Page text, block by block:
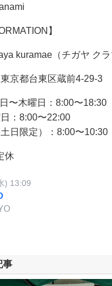
】
kuramae（チガヤ クラ
京都台東区蔵前4-29-3
〜木曜日：8:00〜18:30
：8:00〜22:00
日限定）：8:00〜10:30
休
) 13:09
事